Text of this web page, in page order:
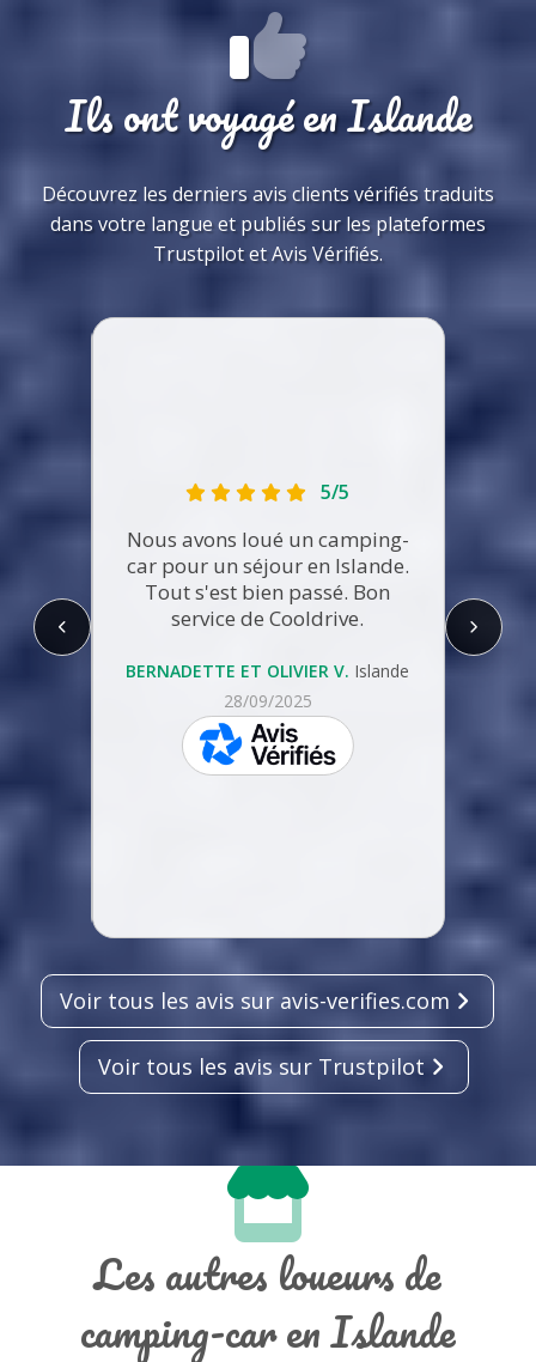
Ils ont voyagé en Islande
Découvrez les derniers avis clients vérifiés traduits
dans votre langue et publiés sur les plateformes
Trustpilot et Avis Vérifiés.
5/5
Nous avons loué un camping-
car pour un séjour en Islande.
Tout s'est bien passé. Bon
service de Cooldrive.
BERNADETTE ET OLIVIER V. Islande
28/09/2025
skeepers
dates
Voir tous les avis sur avis-verifies.com
Voir tous les avis sur Trustpilot
Les autres loueurs de
camping-car en Islande